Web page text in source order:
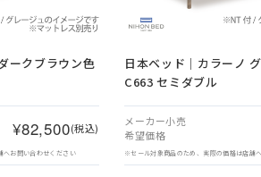
ークブラウン色
¥82,500(税込)
へお問い合わせください
日本ベッド｜カラーノ
C663 セミダブル
メーカー小売
希望価格
※セール対象商品のため、実際の価格は店舗